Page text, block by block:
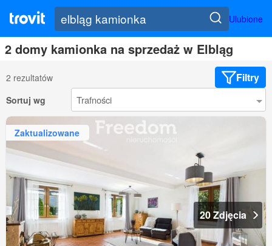
Ulubione
2 domy kamionka na sprzedaż w Elbląg
2 rezultatów Filtry
Sortuj wg
Zaktualizowane
20 Zdjęcia